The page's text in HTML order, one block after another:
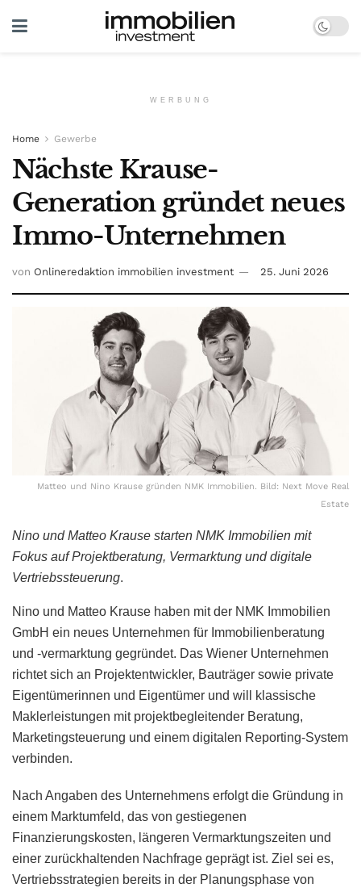
WERBUNG
Home Gewerbe
Nächste Krause-
Generation gründet neues
Immo-Unternehmen
von Onlineredaktion immobilien investment 25. Juni 2026
Matteo und Nino Krause gründen NMK Immobilien. Bild: Next Move Real
Estate
Nino und Matteo Krause starten NMK Immobilien mit
Fokus auf Projektberatung, Vermarktung und digitale
Vertriebssteuerung.
Nino und Matteo Krause haben mit der NMK Immobilien
GmbH ein neues Unternehmen für Immobilienberatung
und -vermarktung gegründet. Das Wiener Unternehmen
richtet sich an Projektentwickler, Bauträger sowie private
Eigentümerinnen und Eigentümer und will klassische
Maklerleistungen mit projektbegleitender Beratung,
Marketingsteuerung und einem digitalen Reporting-System
verbinden.
Nach Angaben des Unternehmens erfolgt die Gründung in
einem Marktumfeld, das von gestiegenen
Finanzierungskosten, längeren Vermarktungszeiten und
einer zurückhaltenden Nachfrage geprägt ist. Ziel sei es,
Vertriebsstrategien bereits in der Planungsphase von